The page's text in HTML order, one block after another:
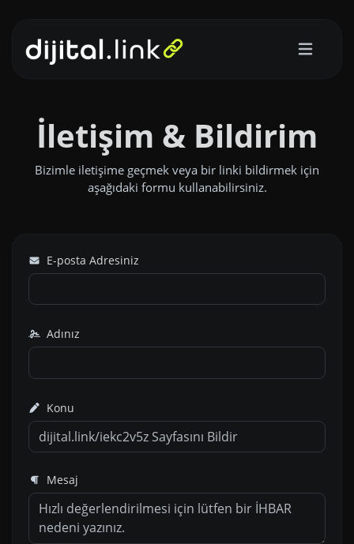
İletişim & Bildirim
Bizimle iletişime geçmek veya bir linki bildirmek için
aşağıdaki formu kullanabilirsiniz.
E-posta Adresiniz
Adınız
Konu
Mesaj